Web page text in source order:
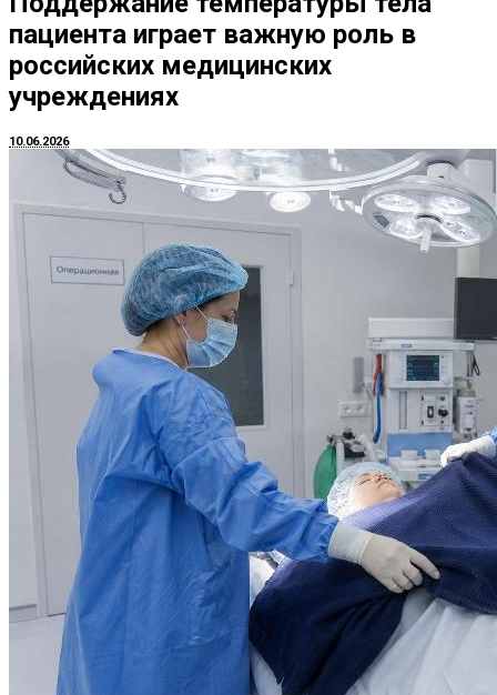
пациента играет важную роль в
российских медицинских
учреждениях
10.06.2026